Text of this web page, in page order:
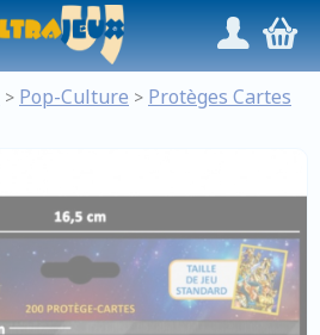
/,
> Pop-Culture > Protèges Cartes